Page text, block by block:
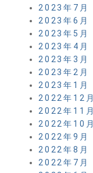
2023年7月
2023年6月
2023年5月
2023年4月
2023年3月
2023年2月
2023年1月
2022年12月
2022年11月
2022年10月
2022年9月
2022年8月
2022年7月